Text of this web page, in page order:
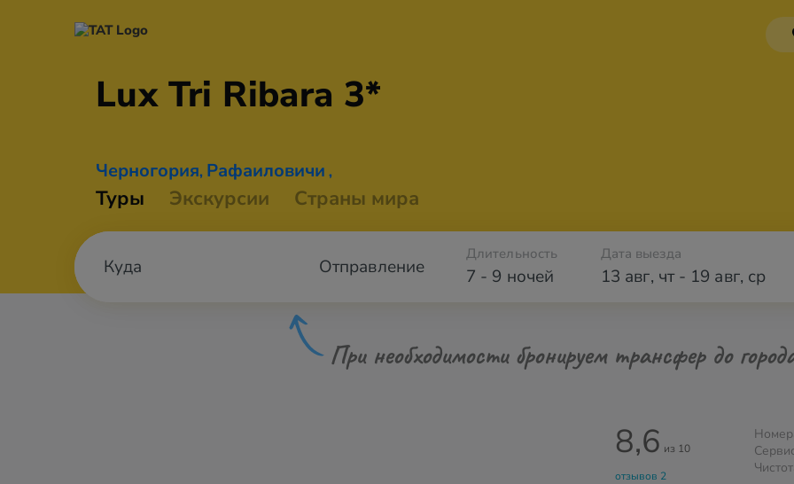
Lux Tri Ribara 3*
Черногория, Рафаиловичи ,
Туры Экскурсии Страны мира
Отправление 7 - 9 ночей
Длительность Дата выезда
13 авг, чт- 19 авг, ср
При необходимости бронируем трансфер до
8,6 из 10
отзывов 2